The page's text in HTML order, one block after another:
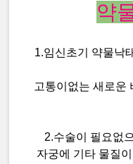
약
1.임신초기 약물낙
고통이없는 새로운
2.수술이 필요없
자궁에 기타 물질